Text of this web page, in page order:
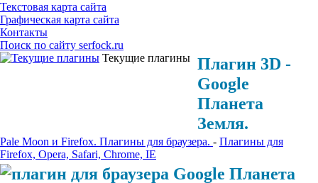
Текстовая карта сайта
Графическая карта сайта
Контакты
Поиск по сайту serfock.ru
Текущие плагины Плагин 3D -
Google
Планета
Земля.
Pale Moon и Firefox. Плагины для браузера. - Плагины для
Firefox, Opera, Safari, Chrome, IE